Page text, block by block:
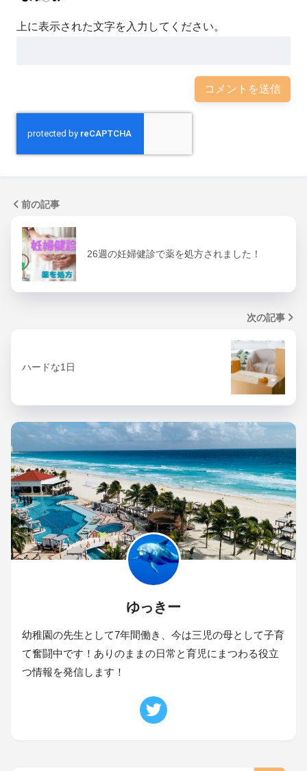
上に表示された文字を入力してください。
前の記事
26週の妊婦健診で薬を処方されました！
次の記事
ハードな1日
ゆっきー
幼稚園の先生として7年間働き、今は三児の母として子育
て奮闘中です！ありのままの日常と育児にまつわる役立
つ情報を発信します！